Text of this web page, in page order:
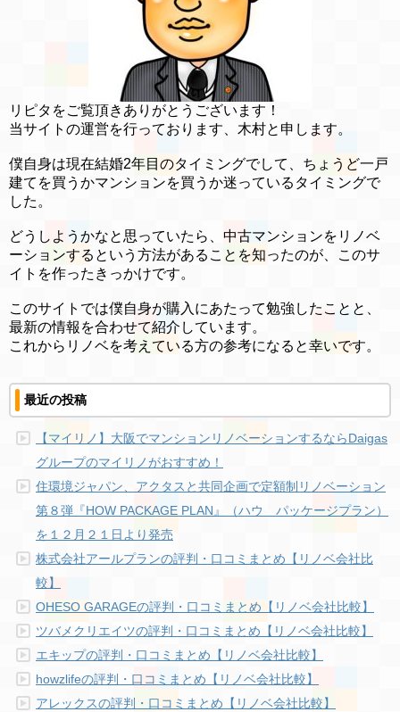
リピタをご覧頂きありがとうございます！
当サイトの運営を行っております、木村と申します。
僕自身は現在結婚2年目のタイミングでして、ちょうど一戸
建てを買うかマンションを買うか迷っているタイミングで
した。
どうしようかなと思っていたら、中古マンションをリノベ
ーションするという方法があることを知ったのが、このサ
イトを作ったきっかけです。
このサイトでは僕自身が購入にあたって勉強したことと、
最新の情報を合わせて紹介しています。
これからリノベを考えている方の参考になると幸いです。
最近の投稿
【マイリノ】大阪でマンションリノベーションするならDaigas
グループのマイリノがおすすめ！
住環境ジャパン、アクタスと共同企画で定額制リノベーション
第８弾『HOW PACKAGE PLAN』（ハウ パッケージプラン）
を１２月２１日より発売
株式会社アールプランの評判・口コミまとめ【リノベ会社比
較】
OHESO GARAGEの評判・口コミまとめ【リノベ会社比較】
ツバメクリエイツの評判・口コミまとめ【リノベ会社比較】
エキップの評判・口コミまとめ【リノベ会社比較】
howzlifeの評判・口コミまとめ【リノベ会社比較】
アレックスの評判・口コミまとめ【リノベ会社比較】